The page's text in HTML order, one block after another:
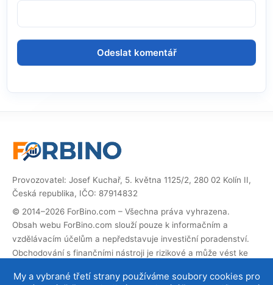
My a vybrané třetí strany používáme soubory cookies pro
Provozovatel: Josef Kuchař, 5. května 1125/2, 280 02 Kolín II,
Česká republika, IČO: 87914832
© 2014–2026 ForBino.com – Všechna práva vyhrazena.
Obsah webu ForBino.com slouží pouze k informačním a
vzdělávacím účelům a nepředstavuje investiční poradenství.
Obchodování s finančními nástroji je rizikové a může vést ke
Web obsahuje partnerské (affiliate) odkazy. Pokud přes ně